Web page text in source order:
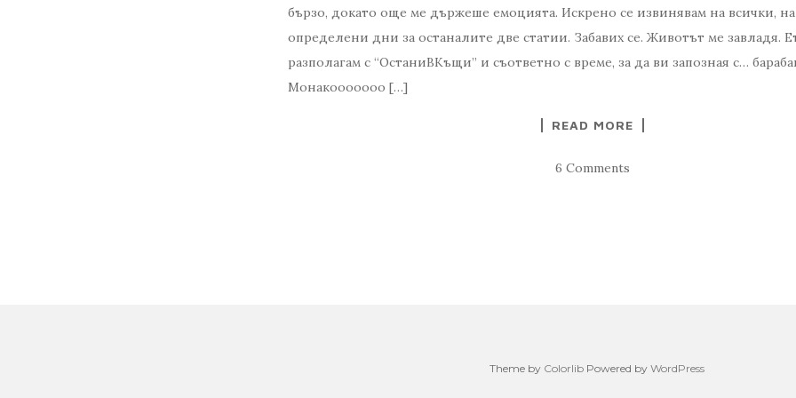
бързо, докато още ме държеше емоцията. Искрено се извинявам на всички,
определени дни за останалите две статии. Забавих се. Животът ме завладя.
разполагам с “ОстаниВКъщи” и съответно с време, за да ви запозная с…
Монакооооооо […]
READ MORE
6 Comments
Theme by Colorlib Powered by WordPress